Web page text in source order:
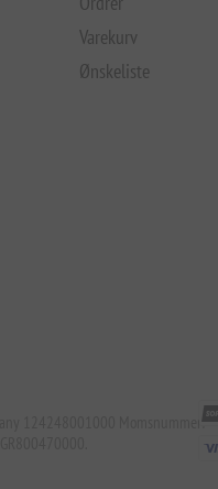
Varekurv
Ønskeliste
124248001000 Momsnummer: